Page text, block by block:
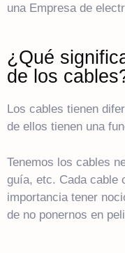
una Empresa de
¿Qué
de los
Los cables tienen
de ellos tienen una
Tenemos los cables
guía, etc. Cada cable
importancia tener
de no ponernos en